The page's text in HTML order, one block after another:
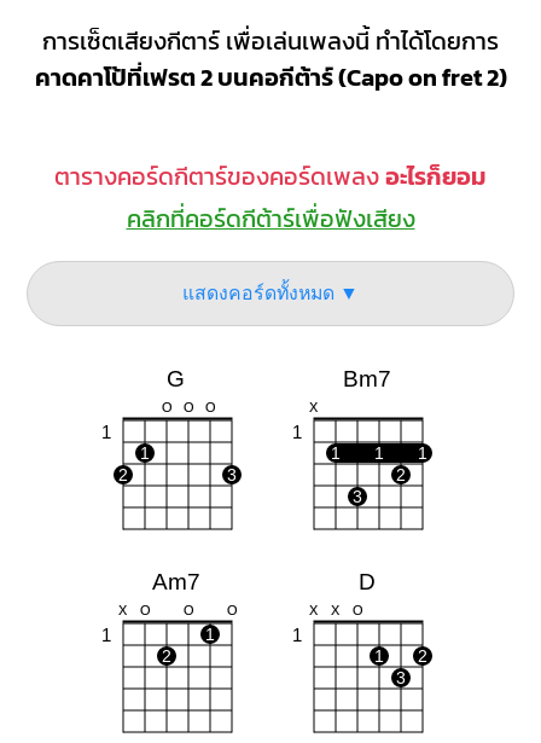
การเซ็ตเสียงกีตาร์ เพื่อเล่นเพลงนี้ ทำได้โดยการ
คาดคาโป้ที่เฟรต 2 บนคอกีต้าร์ (Capo on fret 2)
ตารางคอร์ดกีตาร์ของคอร์ดเพลงอะไรก็ยอม
คลิกที่คอร์ดกีต้าร์เพื่อฟังเสียง
แสดงคอร์ดทั้งหมด ▼
G
O O O
1
1
2
3
Bm7
X
1
1 1
1
2
3
Am7
X O O O
1
1
2
D
X X O
1
1
2
3